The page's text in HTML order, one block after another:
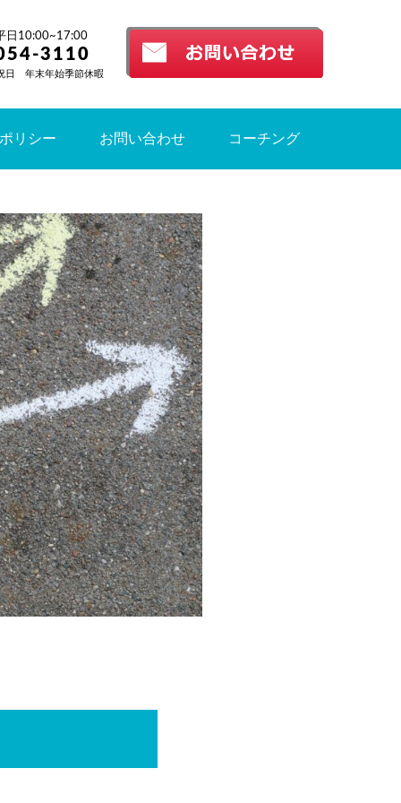
日10:00~17:00
3110
日 年末年始季節休暇
リシー お問い合わせ コーチング